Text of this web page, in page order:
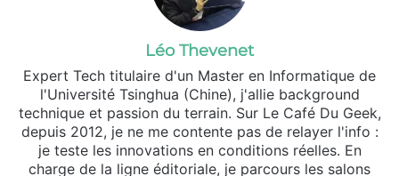
Léo Thevenet
Expert Tech titulaire d'un Master en Informatique de
l'Université Tsinghua (Chine), j'allie background
technique et passion du terrain. Sur Le Café Du Geek,
depuis 2012, je ne me contente pas de relayer l'info :
je teste les innovations en conditions réelles. En
charge de la ligne éditoriale, je parcours les salons